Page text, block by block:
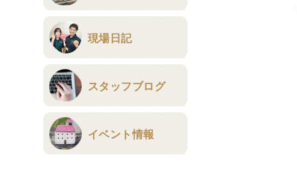
現場日記
スタッフブログ
イベント情報